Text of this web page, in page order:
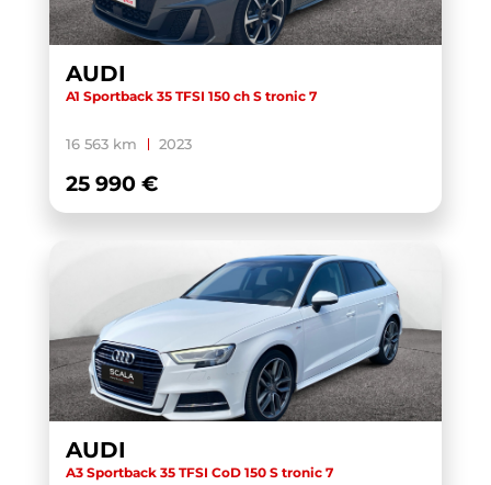
AUDI
A1 Sportback 35 TFSI 150 ch S tronic 7
16 563 km 2023
25 990 €
AUDI
A3 Sportback 35 TFSI CoD 150 S tronic 7